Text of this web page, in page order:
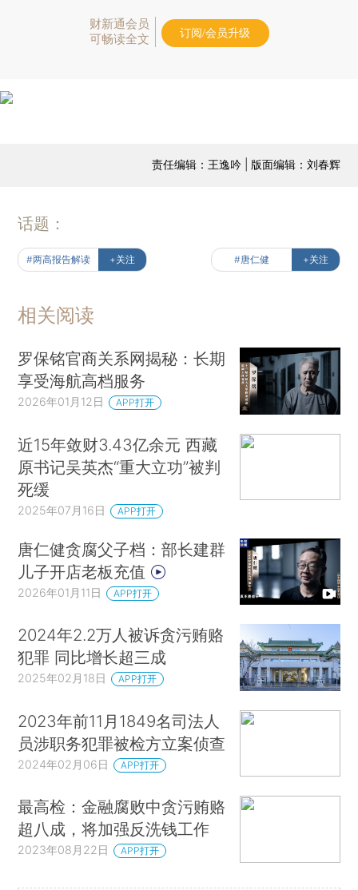
财新通会员
可畅读全文
订阅/会员升级
责任编辑：王逸吟 | 版面编辑：刘春辉
话题：
#两高报告解读 +关注 #唐仁健 +关注
相关阅读
罗保铭官商关系网揭秘：长期
享受海航高档服务
2026年01月12日 APP打开
近15年敛财3.43亿余元 西藏
原书记吴英杰“重大立功”被判
死缓
2025年07月16日 APP打开
唐仁健贪腐父子档：部长建群
儿子开店老板充值
2026年01月11日 APP打开
2024年2.2万人被诉贪污贿赂
犯罪 同比增长超三成
2025年02月18日 APP打开
2023年前11月1849名司法人
员涉职务犯罪被检方立案侦查
2024年02月06日 APP打开
最高检：金融腐败中贪污贿赂
超八成，将加强反洗钱工作
2023年08月22日 APP打开